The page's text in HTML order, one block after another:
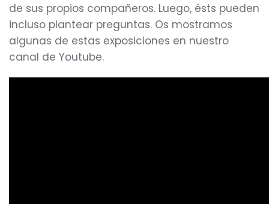
de sus propios compañeros. Luego, ésts pueden
incluso plantear preguntas. Os mostramos
algunas de estas exposiciones en nuestro
canal de Youtube.